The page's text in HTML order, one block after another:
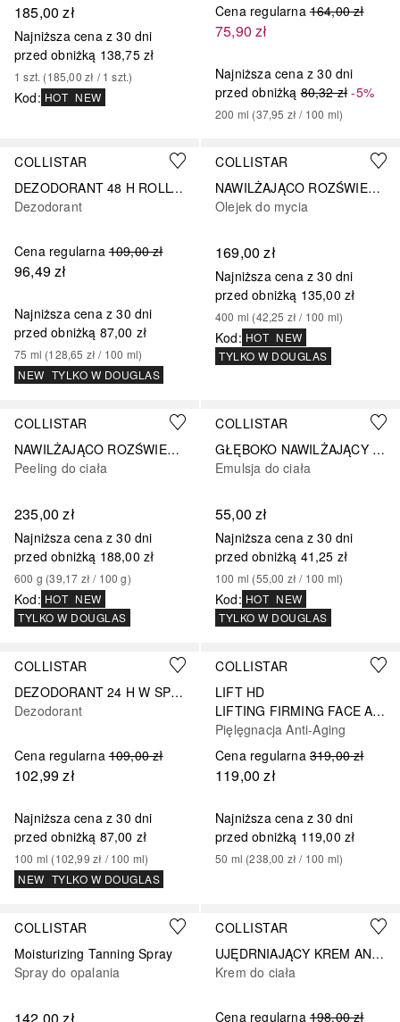
185,00 zł
Najniższa cena z 30 dni
przed obniżką 138,75 zł
1 szt. (185,00 zł / 1 szt.)
Kod: HOT NEW
Cena regularna 164,00 zł
75,90 zł
Najniższa cena z 30 dni
przed obniżką 80,32 zł-5%
200 ml (37,95 zł / 100 ml)
COLLISTAR
DEZODORANT 48 H ROLL-ON Z MLECZKIEM OWSIANYM
Dezodorant
Cena regularna 109,00 zł
96,49 zł
Najniższa cena z 30 dni
przed obniżką 87,00 zł
75 ml (128,65 zł / 100 ml)
NEW TYLKO W DOUGLAS
COLLISTAR
NAWILŻAJĄCO ROZŚWIETALAJĄCY OLEJEK TALASSO
Olejek do mycia
169,00 zł
Najniższa cena z 30 dni
przed obniżką 135,00 zł
400 ml (42,25 zł / 100 ml)
Kod: HOT NEW
TYLKO W DOUGLAS
COLLISTAR
NAWILŻAJĄCO ROZŚWIETALAJĄCY TALASSO SUBLIME SCRUB
Peeling do ciała
235,00 zł
Najniższa cena z 30 dni
przed obniżką 188,00 zł
600 g (39,17 zł / 100 g)
Kod: HOT NEW
TYLKO W DOUGLAS
COLLISTAR
GŁĘBOKO NAWILŻAJĄCY FLUID
Emulsja do ciała
55,00 zł
Najniższa cena z 30 dni
przed obniżką 41,25 zł
100 ml (55,00 zł / 100 ml)
Kod: HOT NEW
TYLKO W DOUGLAS
COLLISTAR
DEZODORANT 24 H W SPRAYU Z PREBIOTYKIEM
Dezodorant
Cena regularna 109,00 zł
102,99 zł
Najniższa cena z 30 dni
przed obniżką 87,00 zł
100 ml (102,99 zł / 100 ml)
NEW TYLKO W DOUGLAS
COLLISTAR
LIFT HD
LIFTING FIRMING FACE AND NECK CREAM
Pięlęgnacja Anti-Aging
Cena regularna 319,00 zł
119,00 zł
Najniższa cena z 30 dni
przed obniżką 119,00 zł
50 ml (238,00 zł / 100 ml)
COLLISTAR
Moisturizing Tanning Spray
Spray do opalania
142,00 zł
COLLISTAR
UJĘDRNIAJĄCY KREM ANTI-AGING DO CIAŁA
Krem do ciała
Cena regularna 198,00 zł